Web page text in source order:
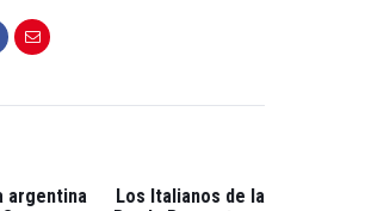
argentina
Los Italianos de la